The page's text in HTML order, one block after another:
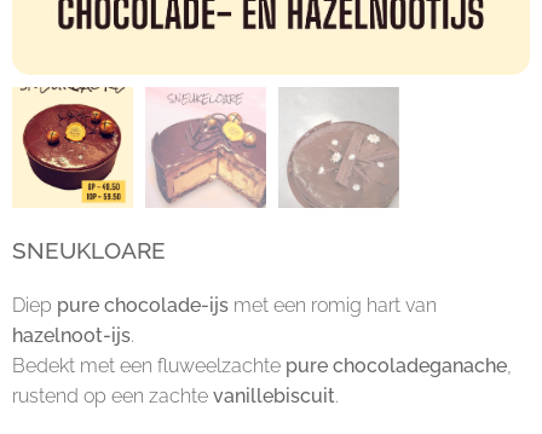
SNEUKLOARE
Diep pure chocolade-ijs met een romig hart van
hazelnoot-ijs.
Bedekt met een fluweelzachte pure chocoladeganache
rustend op een zachte vanillebiscuit.